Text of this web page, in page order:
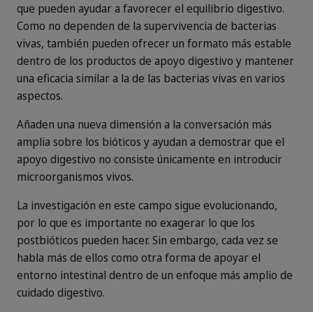
que pueden ayudar a favorecer el equilibrio digestivo.
Como no dependen de la supervivencia de bacterias
vivas, también pueden ofrecer un formato más estable
dentro de los productos de apoyo digestivo y mantener
una eficacia similar a la de las bacterias vivas en varios
aspectos.
Añaden una nueva dimensión a la conversación más
amplia sobre los bióticos y ayudan a demostrar que el
apoyo digestivo no consiste únicamente en introducir
microorganismos vivos.
La investigación en este campo sigue evolucionando,
por lo que es importante no exagerar lo que los
postbióticos pueden hacer. Sin embargo, cada vez se
habla más de ellos como otra forma de apoyar el
entorno intestinal dentro de un enfoque más amplio de
cuidado digestivo.